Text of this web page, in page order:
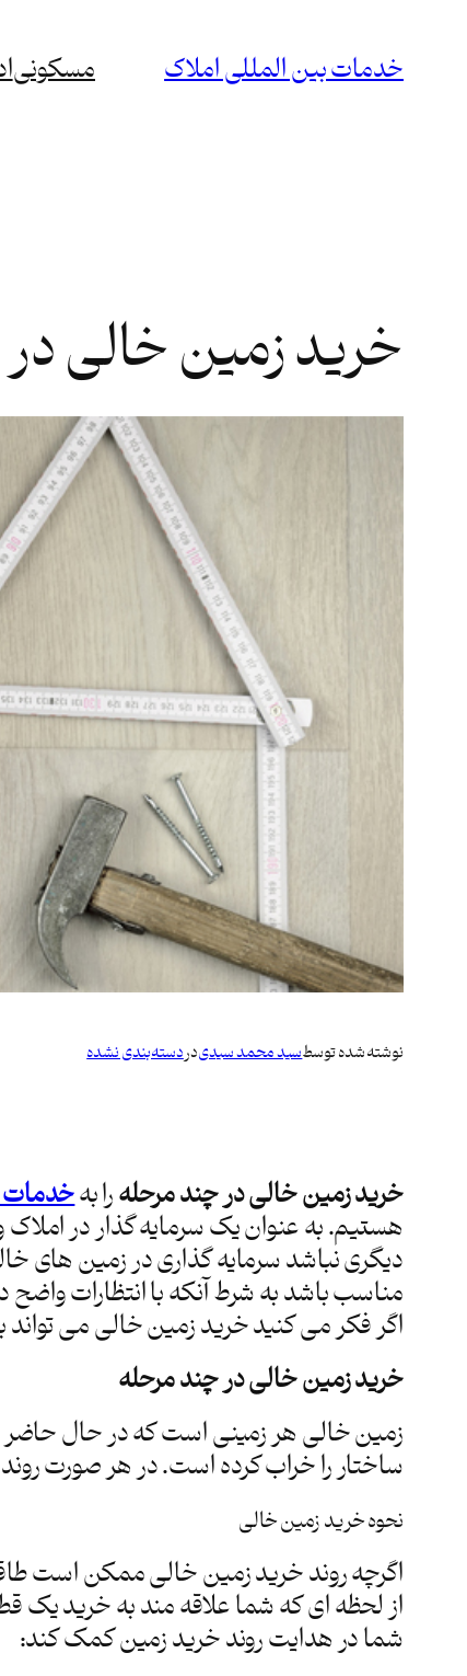
خدمات بین المللی املاک مسکونی
خرید زمین خالی
نوشته شده توسطسید محمد سیدیدردسته‌بندی نشده
خرید زمین خالی در چند مرحلهرا به
هستیم. به عنوان یک سرمایه گذار در
دیگری نباشد سرمایه گذاری در زمین های
مناسب باشد به شرط آنکه با انتظارات واضح
اگر فکر می کنید خرید زمین خالی می تواند
خرید زمین خالی در چند مرحله
زمین خالی هر زمینی است که در حال
ساختار را خراب کرده است. در هر صورت
نحوه خرید زمین خالی
اگرچه روند خرید زمین خالی ممکن است
از لحظه ای که شما علاقه مند به خرید یک
شما در هدایت روند خرید زمین کمک کند: